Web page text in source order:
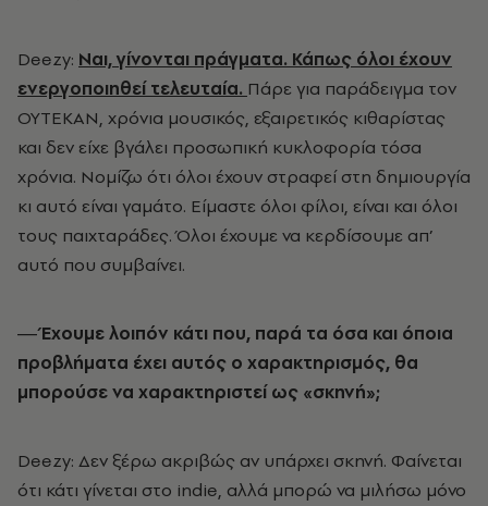
Deezy: Ναι, γίνονται πράγματα. Κάπως όλοι έχουν
ενεργοποιηθεί τελευταία. Πάρε για παράδειγμα τον
ΟΥΤΕΚΑΝ, χρόνια μουσικός, εξαιρετικός κιθαρίστας
και δεν είχε βγάλει προσωπική κυκλοφορία τόσα
χρόνια. Νομίζω ότι όλοι έχουν στραφεί στη δημιουργία
κι αυτό είναι γαμάτο. Είμαστε όλοι φίλοι, είναι και όλοι
τους παιχταράδες. Όλοι έχουμε να κερδίσουμε απ’
αυτό που συμβαίνει.
― Έχουμε λοιπόν κάτι που, παρά τα όσα και όποια
προβλήματα έχει αυτός ο χαρακτηρισμός, θα
μπορούσε να χαρακτηριστεί ως «σκηνή»;
Deezy: Δεν ξέρω ακριβώς αν υπάρχει σκηνή. Φαίνεται
ότι κάτι γίνεται στο indie, αλλά μπορώ να μιλήσω μόνο